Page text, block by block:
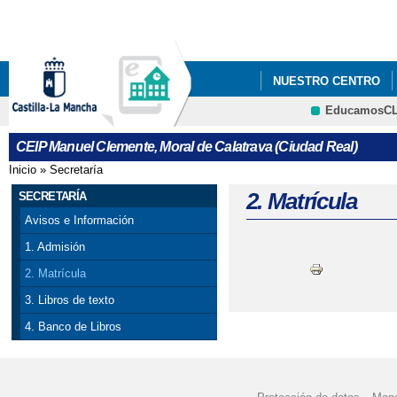
NUESTRO CENTRO
NUEVA MEJORA EN
VIII TORNEO
CRFP
CEIP Manuel Clemente, Moral de Calatrava (Ciudad Real)
Se encuentra usted aquí
Inicio » Secretaría
SECRETARÍA
Avisos e Información
1. Admisión
2. Matrícula
3. Libros de texto
4. Banco de Libros
2. Matrícula